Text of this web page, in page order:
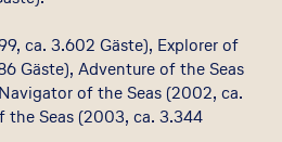
ca. 3.602 Gäste), Explorer of
Gäste), Adventure of the Seas
of the Seas (2002, ca.
the Seas (2003, ca. 3.344